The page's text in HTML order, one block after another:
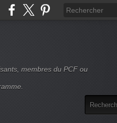
membres du PCF ou